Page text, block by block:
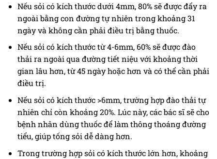
Nếu sỏi có kích thước dưới 4mm, 80% sẽ được đẩy ra
ngoài bằng con đường tự nhiên trong khoảng 31
ngày và không cần phải điều trị bằng thuốc.
Nếu sỏi có kích thước từ 4-6mm, 60% sẽ được đào
thải ra ngoài qua đường tiết niệu với khoảng thời
gian lâu hơn, từ 45 ngày hoặc hơn và có thể cần phải
điều trị.
Nếu sỏi có kích thước >6mm, trường hợp đào thải tự
nhiên chỉ còn khoảng 20%. Lúc này, các bác sĩ sẽ cho
bệnh nhân dùng thuốc để làm thông thoáng đường
tiểu, giúp tống sỏi dễ dàng hơn.
Trong trường hợp sỏi có kích thước lớn hơn, khoảng